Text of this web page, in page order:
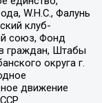
W.H.С., Фалунь
клуб-
союз, Фонд
граждан, Штабы
округа г.
движение